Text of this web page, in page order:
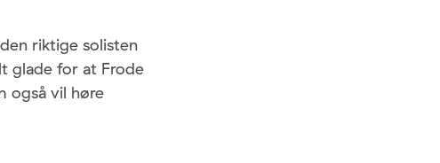
riktige solisten
glade for at Frode
også vil høre